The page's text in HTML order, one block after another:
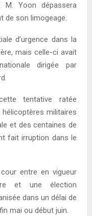
Yoon dépassera
de son limogeage.
d’urgence dans la
mais celle-ci avait
dirigée par
tentative ratée
militaires
et des centaines de
fait irruption dans le
entre en vigueur
et une élection
dans un délai de
mai ou début juin.